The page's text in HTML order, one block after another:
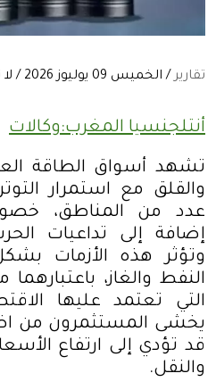
تقارير/ الخميس 09 يوليوز 2026 / لا توجد تعليقات:
أنتلجنسيا المغرب:وكالات
تشهد أسواق الطاقة
والقلق مع استمرار
عدد من المناطق،
إضافة إلى تداعيات
وتؤثر هذه الأزمات
النفط والغاز،
التي تعتمد عليها
يخشى المستثمرون من
قد تؤدي إلى ارتفاع
والنقل.